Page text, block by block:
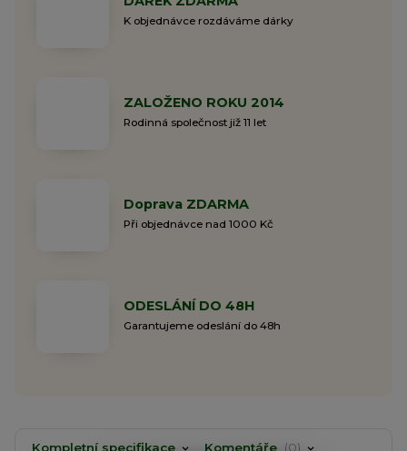
K objednávce rozdáváme dárky
ZALOŽENO ROKU 2014
Rodinná společnost již 11 let
Doprava ZDARMA
Při objednávce nad 1000 Kč
ODESLÁNÍ DO 48H
Garantujeme odeslání do 48h
Kompletní specifikace Komentáře 0